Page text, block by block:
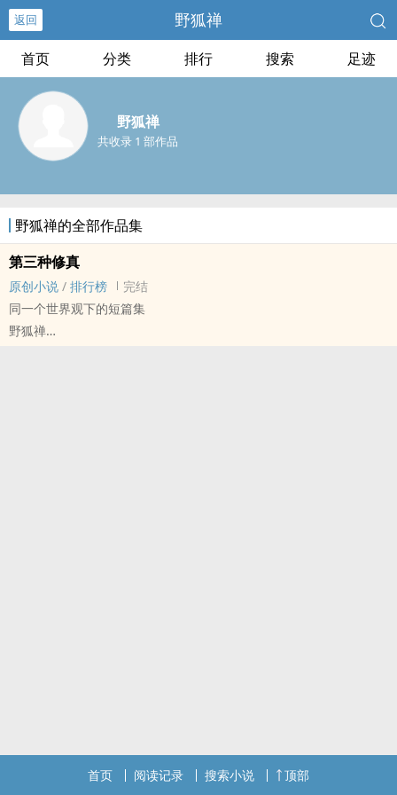
返回 野狐禅
首页 分类 排行 搜索 足迹
野狐禅
共收录 1 部作品
野狐禅的全部作品集
第三种修真
原创小说 / 排行榜
完结
同一个世界观下的短篇集
野狐禅
首页 阅读记录 搜索小说 顶部